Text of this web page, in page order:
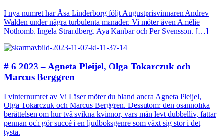
I nya numret har Åsa Linderborg följt Augustprisvinnaren Andrev
Walden under några turbulenta månader. Vi möter även Amélie
Nothomb, Ingela Strandberg, Aya Kanbar och Per Svensson. […]
# 6 2023 – Agneta Pleijel, Olga Tokarczuk och
Marcus Berggren
I vinternumret av Vi Läser möter du bland andra Agneta Pleijel,
Olga Tokarczuk och Marcus Berggren. Dessutom: den osannolika
berättelsen om hur två svikna kvinnor, vars män levt dubbelliv, fattar
pennan och gör succé i en ljudboksgenre som växt sig stor i det
tysta.